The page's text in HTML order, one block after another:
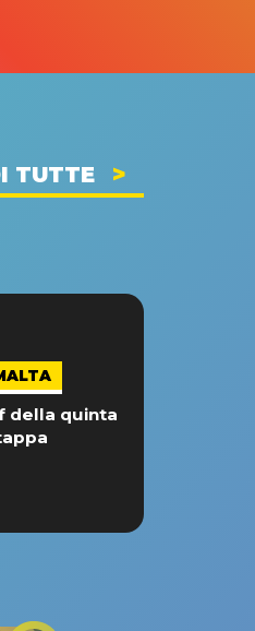
TUTTE
della quinta